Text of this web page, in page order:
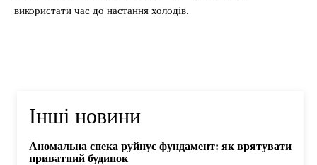
використати час до настання холодів.
Інші новини
Аномальна спека руйнує фундамент: як врятувати
приватний будинок